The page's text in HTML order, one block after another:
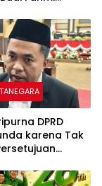
DPRD
karena Tak
Dijadwalkan